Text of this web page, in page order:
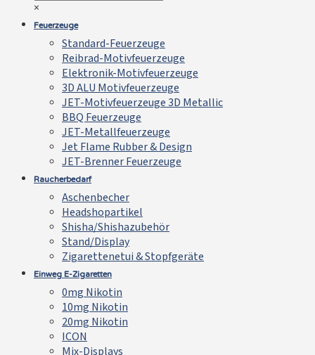
×
Feuerzeuge
Standard-Feuerzeuge
Reibrad-Motivfeuerzeuge
Elektronik-Motivfeuerzeuge
3D ALU Motivfeuerzeuge
JET-Motivfeuerzeuge 3D Metallic
BBQ Feuerzeuge
JET-Metallfeuerzeuge
Jet Flame Rubber & Design
JET-Brenner Feuerzeuge
Raucherbedarf
Aschenbecher
Headshopartikel
Shisha/Shishazubehör
Stand/Display
Zigarettenetui & Stopfgeräte
Einweg E-Zigaretten
0mg Nikotin
10mg Nikotin
20mg Nikotin
ICON
Mix-Displays